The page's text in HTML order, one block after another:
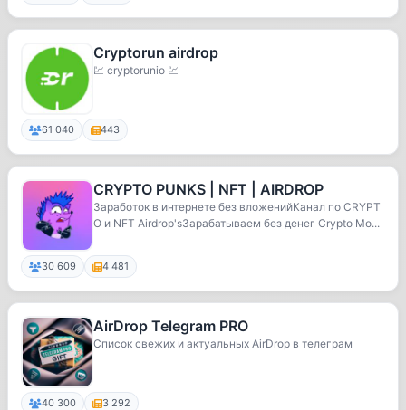
Cryptorun airdrop
💹 cryptorunio 💹
61 040 443
CRYPTO PUNKS | NFT | AIRDROP
Заработок в интернете без вложенийКанал по CRYPT
O и NFT Airdrop'sЗарабатываем без денег Сrypto Mo...
30 609 4 481
AirDrop Telegram PRO
Список свежих и актуальных AirDrop в телеграм
40 300 3 292